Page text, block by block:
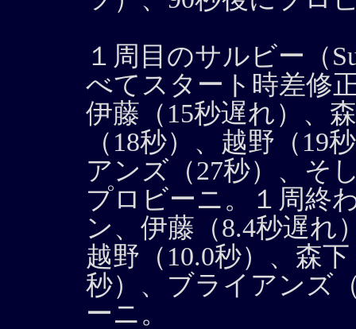
１周目のサルビー（
べてスタート時差修
伊藤（15秒遅れ）、
（18秒）、越野（19
アンズ（27秒）、そ
プロビーニ。１周終
ン、伊藤（8.4秒遅れ
越野（10.0秒）、森
秒）、ブライアンズ
ーニ。